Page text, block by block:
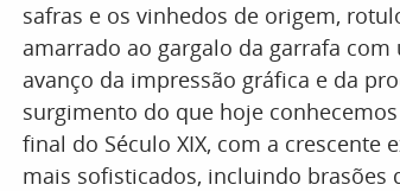
safras e os vinhedos de origem,
amarrado ao gargalo da garrafa com
avanço da impressão gráfica e da
surgimento do que hoje
final do Século XIX, com a
mais sofisticados, incluindo brasões